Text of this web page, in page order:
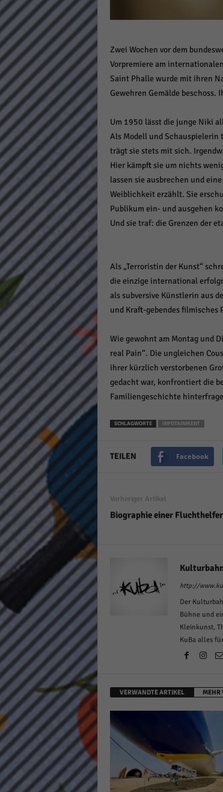
Zwei Wochen vor dem
Vorpremiere am
Saint Phalle wurde mit ihren
Gewehren Gemälde beschoss.
Um 1950 lässt die junge Niki
Als Modell und Schauspielerin
trägt sie stets mit sich.
Hier kämpft sie um nichts
lassen sie ausbrechen und
Weiblichkeit erzählt. Sie
Publikum ein- und ausgehen
Und sie traf: die Grenzen der
Als „Terroristin der Kunst“
die einzige international
als subversive Künstlerin aus
und Kraft-gebendes filmisches
Wie gewohnt am Montag und
real Pain“. Die ungleichen
ihrer kürzlich verstorbenen
gedacht war, konfrontiert die
Familiengeschichte
SCHLAGWORTE INFOTAINMENT
TEILEN Facebook
Vorheriger Artikel
Biographie einer
http://
Der
Bühne und
Kleinkunst,
KuBa alles
VERWANDTE ARTIKEL MEHR